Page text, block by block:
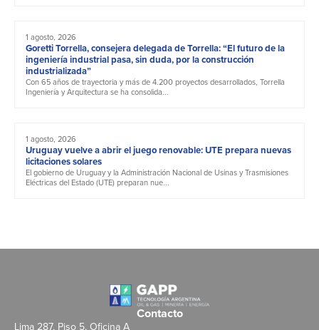
1 agosto, 2026
Goretti Torrella, consejera delegada de Torrella: “El futuro de la
ingeniería industrial pasa, sin duda, por la construcción
industrializada”
Con 65 años de trayectoria y más de 4.200 proyectos desarrollados, Torrella
Ingeniería y Arquitectura se ha consolida...
1 agosto, 2026
Uruguay vuelve a abrir el juego renovable: UTE prepara nuevas
licitaciones solares
El gobierno de Uruguay y la Administración Nacional de Usinas y Trasmisiones
Eléctricas del Estado (UTE) preparan nue...
Contacto
Lima 287, Piso 5, Oficina A